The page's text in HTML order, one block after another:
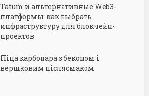
Tatum и альтернативные Web3-
платформы: как выбрать
инфраструктуру для блокчейн-
проектов
Піца карбонара з беконом і
вершковим післясмаком